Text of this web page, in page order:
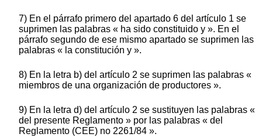
7) En el párrafo primero del apartado 6 del artículo 1 se
suprimen las palabras « ha sido constituido y ». En el
párrafo segundo de ese mismo apartado se suprimen las
palabras « la constitución y ».
8) En la letra b) del artículo 2 se suprimen las palabras «
miembros de una organización de productores ».
9) En la letra d) del artículo 2 se sustituyen las palabras «
del presente Reglamento » por las palabras « del
Reglamento (CEE) no 2261/84 ».